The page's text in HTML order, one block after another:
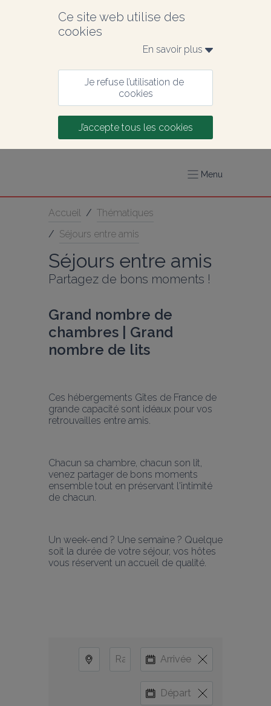
Ce site web utilise des
cookies
En savoir plus
Je refuse l’utilisation de
cookies
J’accepte tous les cookies
Menu
Accueil / Thématiques
/ Séjours entre amis
Séjours entre amis
Partagez de bons moments !
Grand nombre de
chambres | Grand
nombre de lits
Ces hébergements Gîtes de France de
grande capacité sont idéaux pour vos
retrouvailles entre amis.
Chacun sa chambre, chacun son lit,
venez partager de bons moments
ensemble tout en préservant l'intimité
de chacun.
Un week-end ? Une semaine ? Quelque
soit la durée de votre séjour, vos hôtes
vous réservent un accueil de qualité.